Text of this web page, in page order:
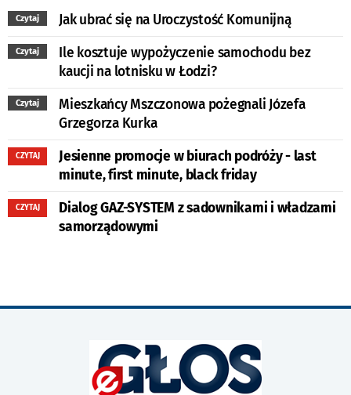
Czytaj Jak ubrać się na Uroczystość Komunijną
Czytaj
Ile kosztuje wypożyczenie samochodu bez
kaucji na lotnisku w Łodzi?
Czytaj
Mieszkańcy Mszczonowa pożegnali Józefa
Grzegorza Kurka
CZYTAJ
Jesienne promocje w biurach podróży - last
minute, first minute, black friday
CZYTAJ
Dialog GAZ-SYSTEM z sadownikami i władzami
samorządowymi